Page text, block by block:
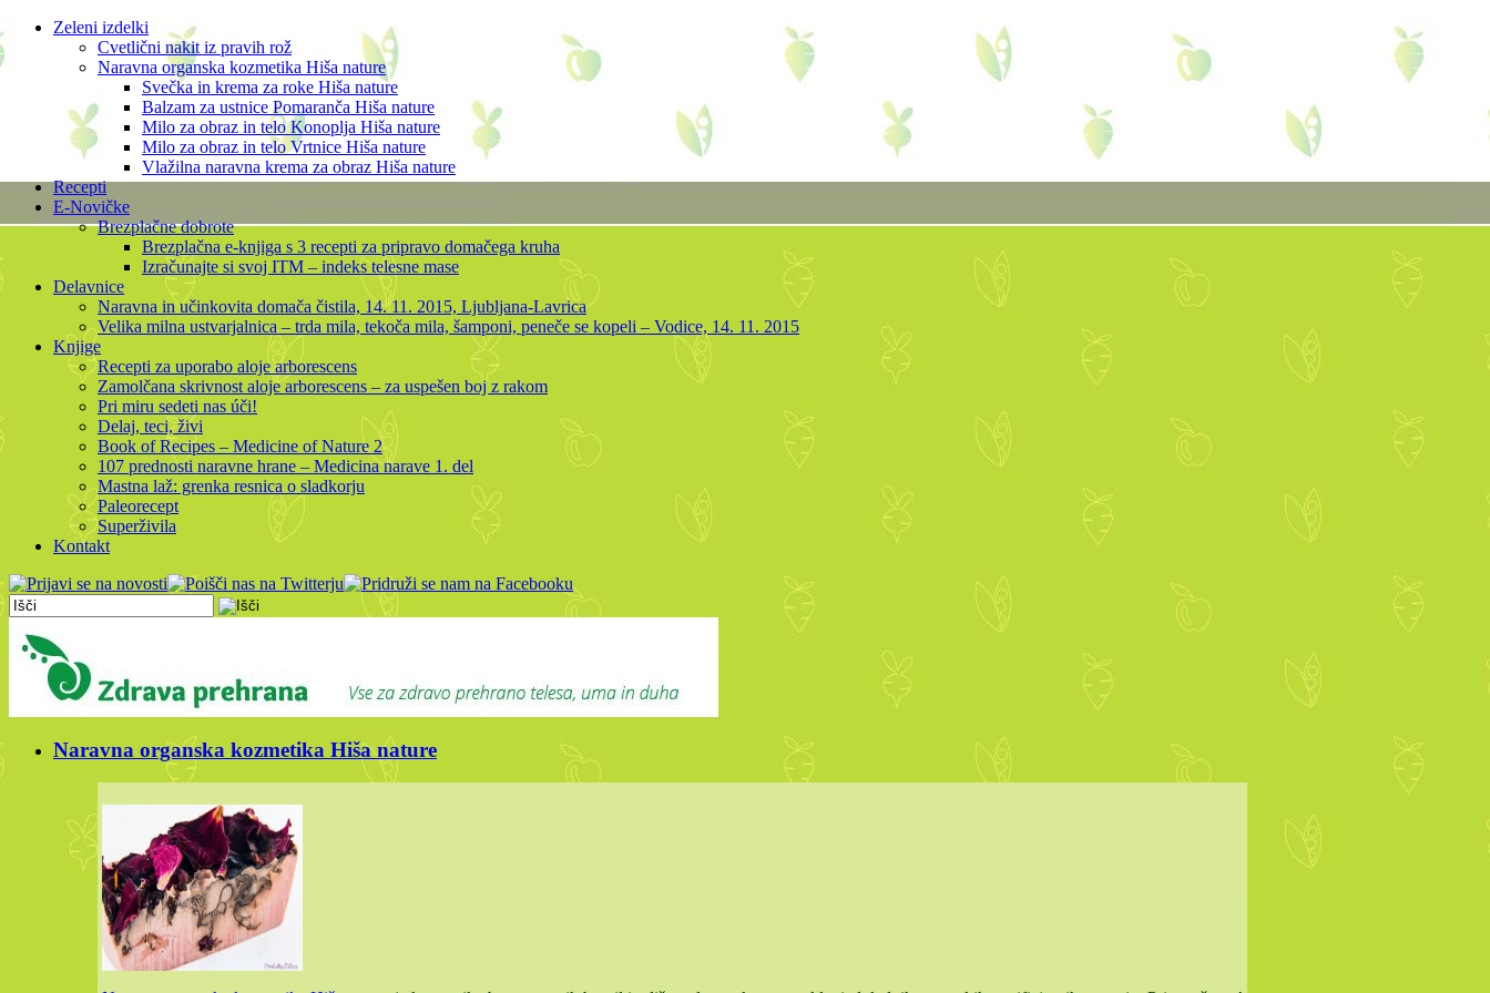
Zeleni izdelki
Cvetlični nakit iz pravih rož
Naravna organska kozmetika Hiša nature
Svečka in krema za roke Hiša nature
Balzam za ustnice Pomaranča Hiša nature
Milo za obraz in telo Konoplja Hiša nature
Milo za obraz in telo Vrtnice Hiša nature
Vlažilna naravna krema za obraz Hiša nature
Recepti
E-Novičke
Brezplačne dobrote
Brezplačna e-knjiga s 3 recepti za pripravo domačega kruha
Izračunajte si svoj ITM – indeks telesne mase
Delavnice
Naravna in učinkovita domača čistila, 14. 11. 2015, Ljubljana-Lavrica
Velika milna ustvarjalnica – trda mila, tekoča mila, šamponi, peneče se kopeli – Vodice, 14. 11. 2015
Knjige
Recepti za uporabo aloje arborescens
Zamolčana skrivnost aloje arborescens – za uspešen boj z rakom
Pri miru sedeti nas úči!
Delaj, teci, živi
Book of Recipes – Medicine of Nature 2
107 prednosti naravne hrane – Medicina narave 1. del
Mastna laž: grenka resnica o sladkorju
Paleorecept
Superživila
Kontakt
Naravna organska kozmetika Hiša nature